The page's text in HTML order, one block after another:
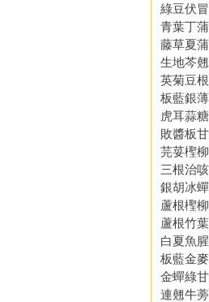
綠豆伏
青葉丁
藤草夏
生地芩
英菊豆
板藍銀
虎耳蒜
敗醬板
芫荽檉
三根治
銀胡冰
蘆根檉
蘆根竹
白夏魚
板藍金
金蟬綠
連翹牛